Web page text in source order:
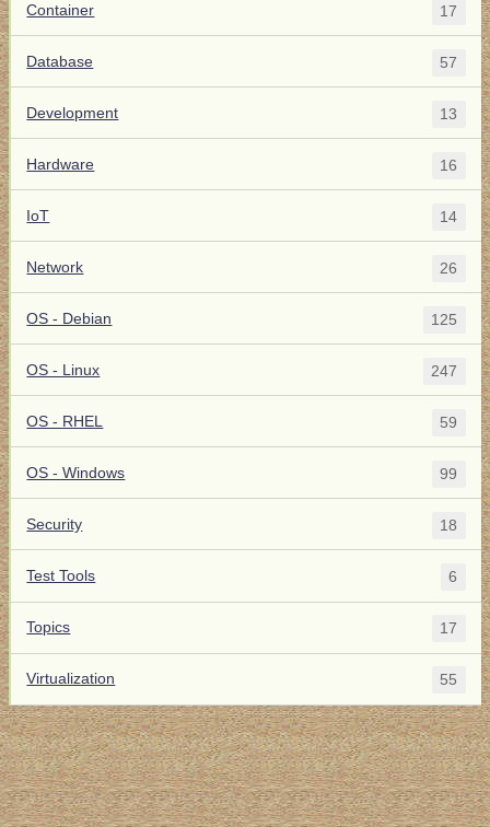
Container 17
Database 57
Development 13
Hardware 16
IoT 14
Network 26
OS - Debian 125
OS - Linux 247
OS - RHEL 59
OS - Windows 99
Security 18
Test Tools 6
Topics 17
Virtualization 55